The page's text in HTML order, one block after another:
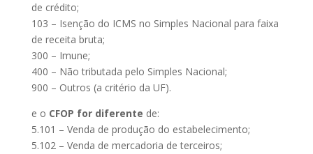
de crédito;
103 – Isenção do ICMS no Simples Nacional para faixa
de receita bruta;
300 – Imune;
400 – Não tributada pelo Simples Nacional;
900 – Outros (a critério da UF).
e o CFOP for diferente de:
5.101 – Venda de produção do estabelecimento;
5.102 – Venda de mercadoria de terceiros;